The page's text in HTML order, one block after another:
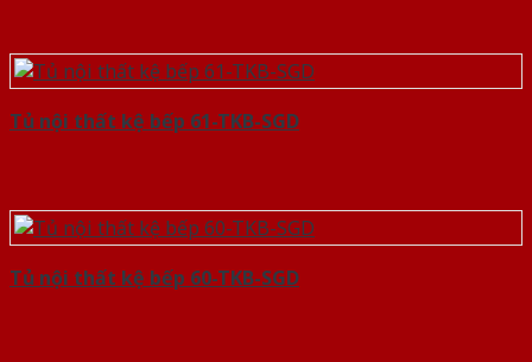
Tủ nội thất kệ bếp 61-TKB-SGD
Tủ nội thất kệ bếp 60-TKB-SGD